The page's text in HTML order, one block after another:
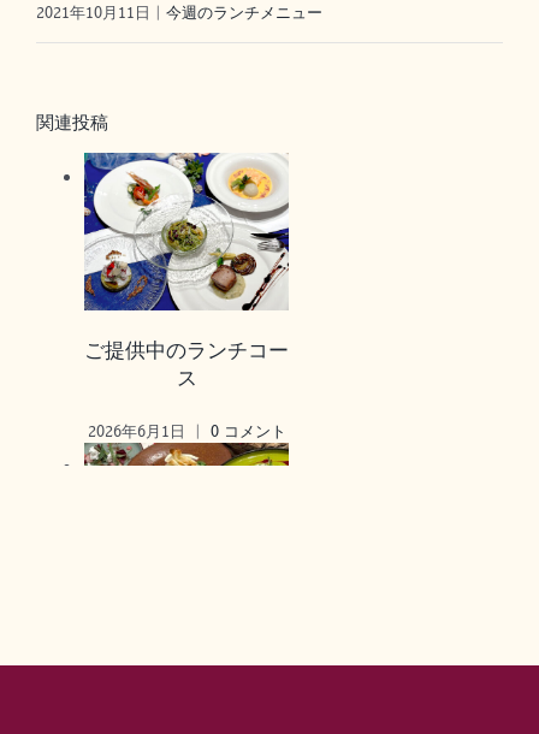
2021年10月11日 | 今週のランチメニュー
関連投稿
ご提供中のランチコー
ス
2026年6月1日 | 0 コメント
ス